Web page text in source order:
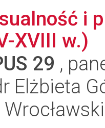
i
XVIII w.)
29 ,
Elżbieta